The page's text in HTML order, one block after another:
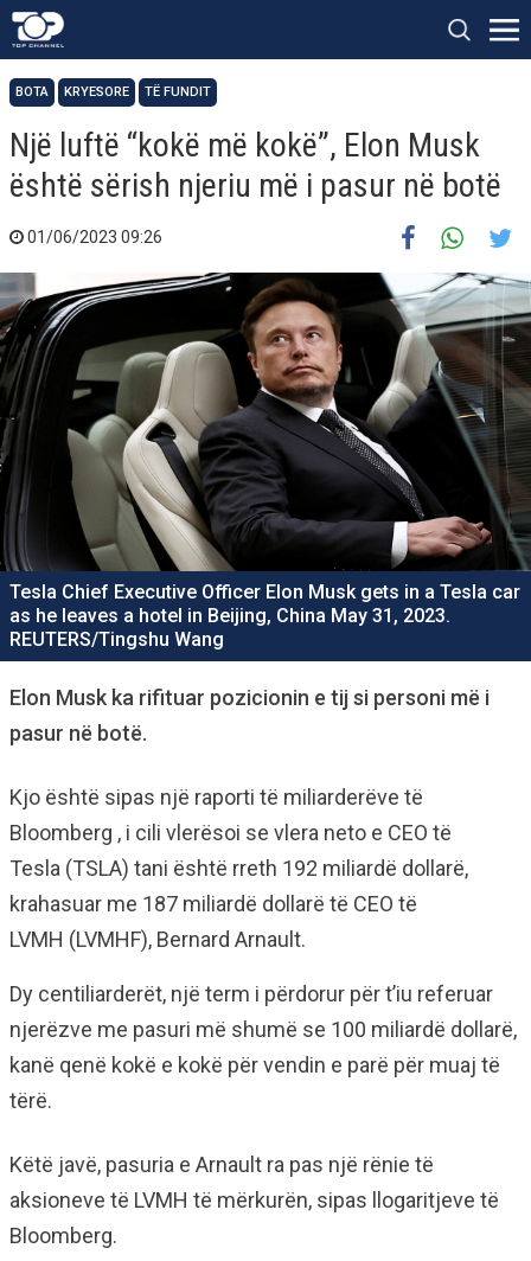
BOTA KRYESORE TË FUNDIT
Një luftë “kokë më kokë”, Elon Musk
është sërish njeriu më i pasur në botë
01/06/2023 09:26
Tesla Chief Executive Officer Elon Musk gets in a Tesla car
as he leaves a hotel in Beijing, China May 31, 2023.
REUTERS/Tingshu Wang
Elon Musk ka rifituar pozicionin e tij si personi më i
pasur në botë.
Kjo është sipas një raporti të miliarderëve të
Bloomberg , i cili vlerësoi se vlera neto e CEO të
Tesla (TSLA) tani është rreth 192 miliardë dollarë,
krahasuar me 187 miliardë dollarë të CEO të
LVMH (LVMHF), Bernard Arnault.
Dy centiliarderët, një term i përdorur për t’iu referuar
njerëzve me pasuri më shumë se 100 miliardë dollarë,
kanë qenë kokë e kokë për vendin e parë për muaj të
tërë.
Këtë javë, pasuria e Arnault ra pas një rënie të
aksioneve të LVMH të mërkurën, sipas llogaritjeve të
Bloomberg.